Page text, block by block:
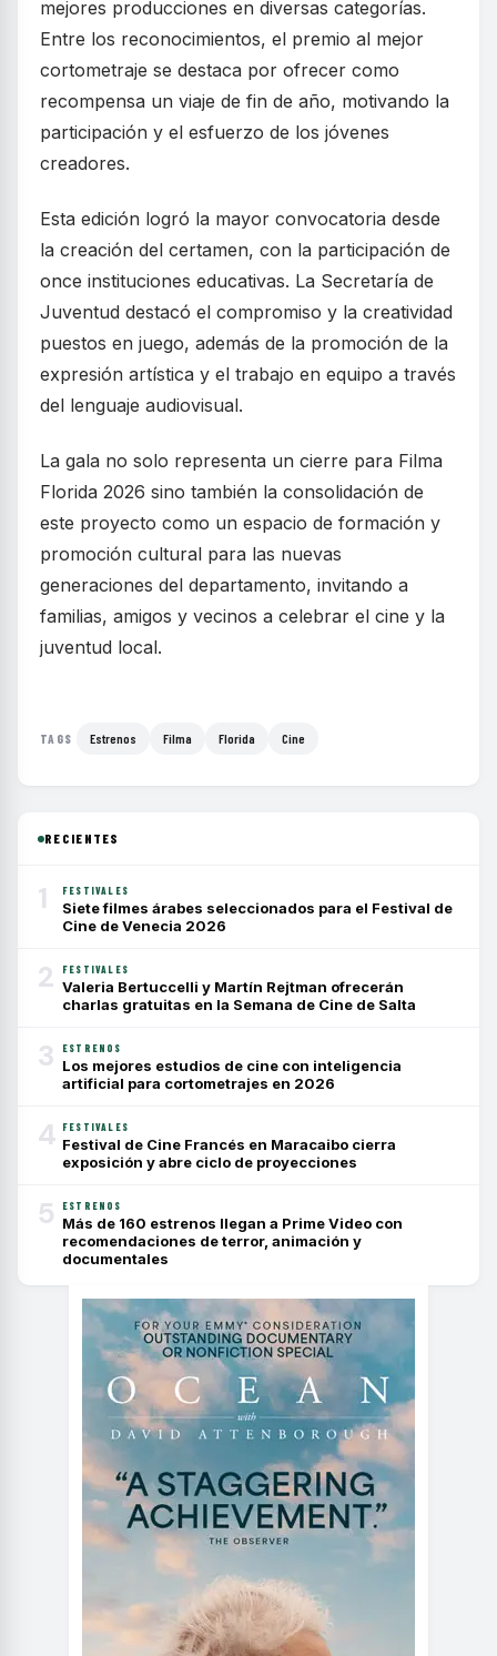
mejores producciones en diversas categorías.
Entre los reconocimientos, el premio al mejor
cortometraje se destaca por ofrecer como
recompensa un viaje de fin de año, motivando la
participación y el esfuerzo de los jóvenes
creadores.
Esta edición logró la mayor convocatoria desde
la creación del certamen, con la participación de
once instituciones educativas. La Secretaría de
Juventud destacó el compromiso y la creatividad
puestos en juego, además de la promoción de la
expresión artística y el trabajo en equipo a través
del lenguaje audiovisual.
La gala no solo representa un cierre para Filma
Florida 2026 sino también la consolidación de
este proyecto como un espacio de formación y
promoción cultural para las nuevas
generaciones del departamento, invitando a
familias, amigos y vecinos a celebrar el cine y la
juventud local.
TAGS Estrenos Filma Florida Cine
RECIENTES
1 FESTIVALES
Siete filmes árabes seleccionados para el Festival de
Cine de Venecia 2026
2 FESTIVALES
Valeria Bertuccelli y Martín Rejtman ofrecerán
charlas gratuitas en la Semana de Cine de Salta
3 ESTRENOS
Los mejores estudios de cine con inteligencia
artificial para cortometrajes en 2026
4 FESTIVALES
Festival de Cine Francés en Maracaibo cierra
exposición y abre ciclo de proyecciones
5 ESTRENOS
Más de 160 estrenos llegan a Prime Video con
recomendaciones de terror, animación y
documentales